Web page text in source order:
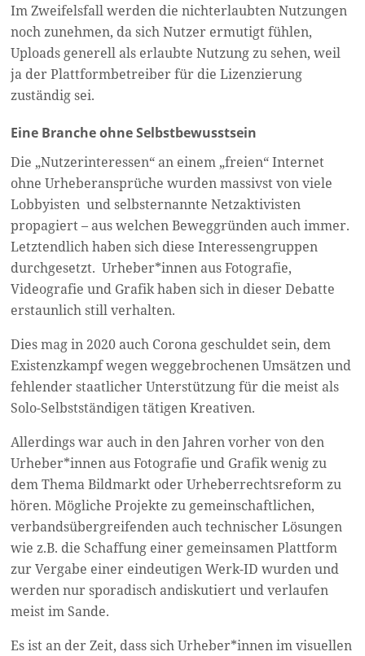
Im Zweifelsfall werden die nichterlaubten Nutzungen
noch zunehmen, da sich Nutzer ermutigt fühlen,
Uploads generell als erlaubte Nutzung zu sehen, weil
ja der Plattformbetreiber für die Lizenzierung
zuständig sei.
Eine Branche ohne Selbstbewusstsein
Die „Nutzerinteressen“ an einem „freien“ Internet
ohne Urheberansprüche wurden massivst von viele
Lobbyisten und selbsternannte Netzaktivisten
propagiert – aus welchen Beweggründen auch immer.
Letztendlich haben sich diese Interessengruppen
durchgesetzt. Urheber*innen aus Fotografie,
Videografie und Grafik haben sich in dieser Debatte
erstaunlich still verhalten.
Dies mag in 2020 auch Corona geschuldet sein, dem
Existenzkampf wegen weggebrochenen Umsätzen und
fehlender staatlicher Unterstützung für die meist als
Solo-Selbstständigen tätigen Kreativen.
Allerdings war auch in den Jahren vorher von den
Urheber*innen aus Fotografie und Grafik wenig zu
dem Thema Bildmarkt oder Urheberrechtsreform zu
hören. Mögliche Projekte zu gemeinschaftlichen,
verbandsübergreifenden auch technischer Lösungen
wie z.B. die Schaffung einer gemeinsamen Plattform
zur Vergabe einer eindeutigen Werk-ID wurden und
werden nur sporadisch andiskutiert und verlaufen
meist im Sande.
Es ist an der Zeit, dass sich Urheber*innen im visuellen